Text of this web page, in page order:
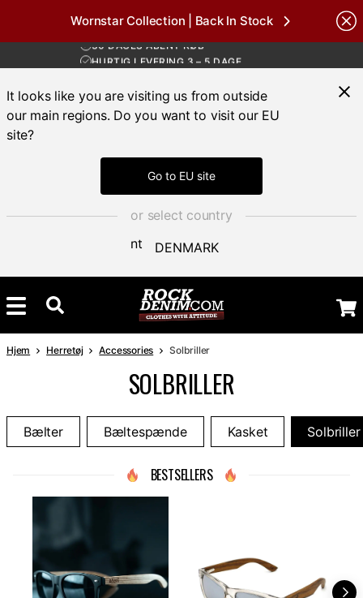
Wornstar Collection | Back In Stock
GRATIS FRAGT VED KØB OVER 700 KR
HURTIG LEVERING 3 – 5 DAGE
GRATIS FRAGT VED KØB OVER 700 KR
It looks like you are visiting us from outside
our main regions. Do you want to visit our EU
site?
Go to EU site
or select country
DENMARK
Hjem Herretøj Accessories Solbriller
SOLBRILLER
Bælter Bæltespænde Kasket Solbriller
BESTSELLERS